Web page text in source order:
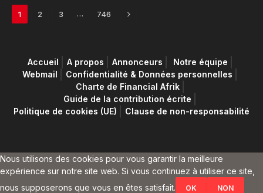
1 2 3 … 746 Next
Accueil A propos Annonceurs
Notre équipe
Webmail
Confidentialité & Données personnelles
Charte de Financial Afrik
Guide de la contribution écrite
Politique de cookies (UE)
Clause de non-responsabilité
Nous utilisons des cookies pour vous garantir la meilleure
expérience sur notre site web. Si vous continuez à utiliser ce site,
nous supposerons que vous en êtes satisfait.
OK NON